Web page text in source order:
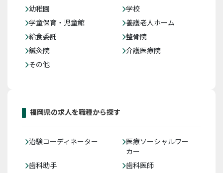
幼稚園
学校
学童保育・児童館
養護老人ホーム
給食委託
整骨院
鍼灸院
介護医療院
その他
福岡県の求人を職種から探す
治験コーディネーター
医療ソーシャルワー
カー
歯科助手
歯科医師